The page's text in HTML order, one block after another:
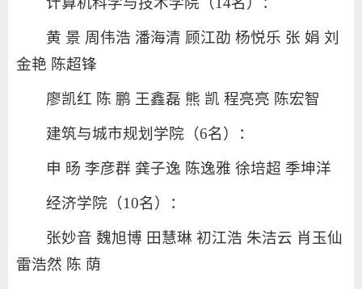
黄 景 周伟浩 潘海清 顾江劭 杨悦乐 张 娟 刘
金艳 陈超锋
廖凯红 陈 鹏 王鑫磊 熊 凯 程亮亮 陈宏智
建筑与城市规划学院（6名）：
申 旸 李彦群 龚子逸 陈逸雅 徐培超 季坤洋
经济学院（10名）：
张妙音 魏旭博 田慧琳 初江浩 朱洁云 肖玉仙
雷浩然 陈 荫